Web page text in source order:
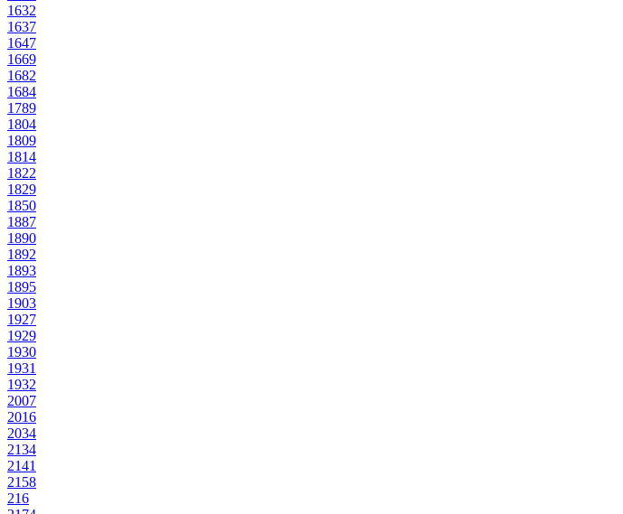
1632
1637
1647
1669
1682
1684
1789
1804
1809
1814
1822
1829
1850
1887
1890
1892
1893
1895
1903
1927
1929
1930
1931
1932
2007
2016
2034
2134
2141
2158
216